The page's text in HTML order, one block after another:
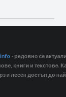
- редовно се
книги и
и лесен достъп до